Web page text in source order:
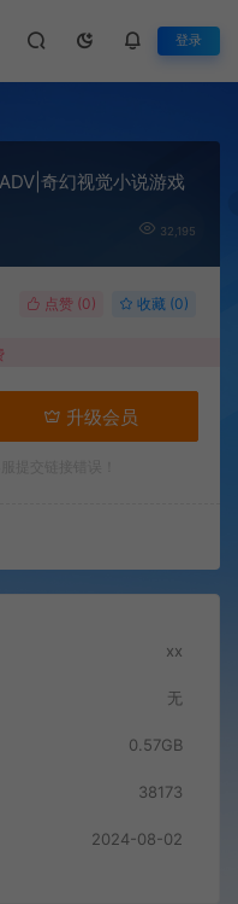
登录
奇幻视觉小说游戏
32,195
点赞 (0) 收藏 (0)
升级会员
xx
无
0.57GB
38173
2024-08-02